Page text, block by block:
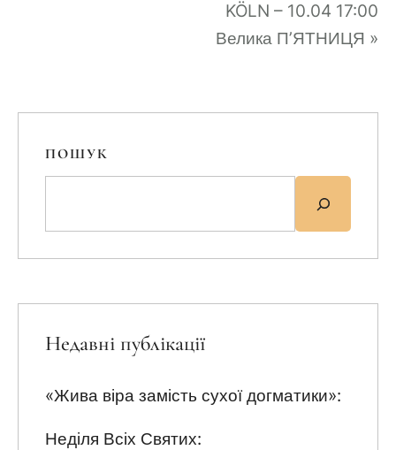
KÖLN – 10.04 17:00
Велика П’ЯТНИЦЯ »
ПОШУК
Недавні публікації
«Жива віра замість сухої догматики»:
Неділя Всіх Святих: